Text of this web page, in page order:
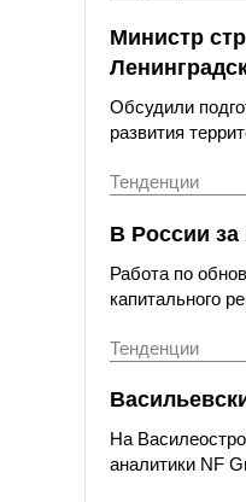
Министр
Обсудили
развития
Тенденции
В России
Работа по
капитального
Тенденции
На
аналитики NF